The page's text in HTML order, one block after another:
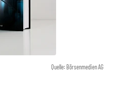
Quelle: Börsenmedien AG